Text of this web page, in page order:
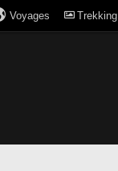
Voyages Trekking